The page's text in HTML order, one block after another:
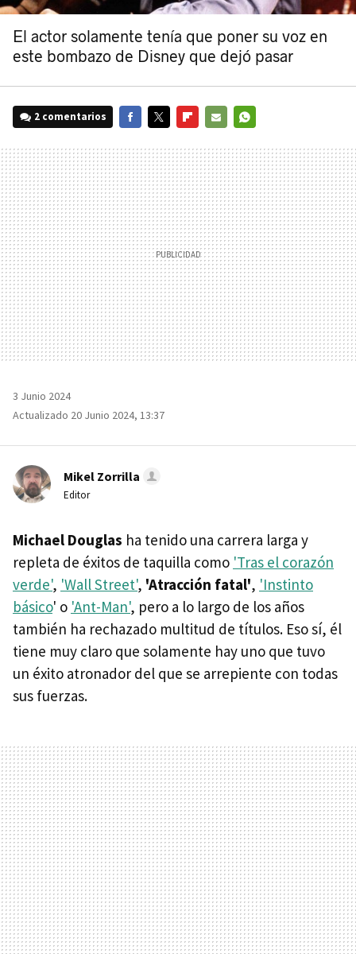
El actor solamente tenía que poner su voz en
este bombazo de Disney que dejó pasar
2 comentarios
MAIL
3 Junio 2024
Actualizado 20 Junio 2024, 13:37
Mikel Zorrilla
Editor
Michael Douglas ha tenido una carrera larga y
repleta de éxitos de taquilla como 'Tras el corazón
verde', 'Wall Street', 'Atracción fatal', 'Instinto
básico' o 'Ant-Man', pero a lo largo de los años
también ha rechazado multitud de títulos. Eso sí, él
tiene muy claro que solamente hay uno que tuvo
un éxito atronador del que se arrepiente con todas
sus fuerzas.